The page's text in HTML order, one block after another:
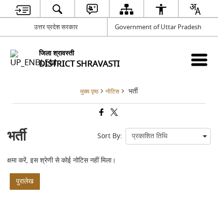
उत्तर प्रदेश सरकार Government of Uttar Pradesh
जिला श्रावस्ती
DISTRICT SHRAVASTI
मुख्य पृष्ठ नोटिस भर्ती
भर्ती Sort By:
क्षमा करें, इस श्रेणी से कोई नोटिस नहीं मिला।
पुरालेख